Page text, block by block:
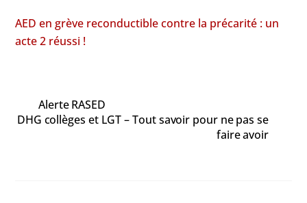
AED en grève reconductible contre la précarité : un
acte 2 réussi !
Alerte RASED
DHG collèges et LGT – Tout savoir pour ne pas se
faire avoir